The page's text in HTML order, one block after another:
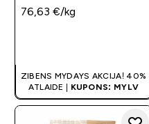
76,63 €‎/kg
ZIBENS MYDAYS AKCIJA! 40%
ATLAIDE | KUPONS: MYLV